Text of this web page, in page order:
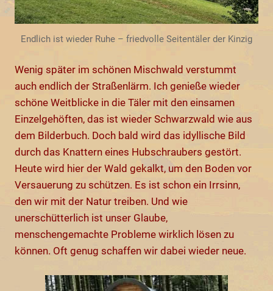
Endlich ist wieder Ruhe – friedvolle Seitentäler der Kinzig
Wenig später im schönen Mischwald verstummt
auch endlich der Straßenlärm. Ich genieße wieder
schöne Weitblicke in die Täler mit den einsamen
Einzelgehöften, das ist wieder Schwarzwald wie aus
dem Bilderbuch. Doch bald wird das idyllische Bild
durch das Knattern eines Hubschraubers gestört.
Heute wird hier der Wald gekalkt, um den Boden vor
Versauerung zu schützen. Es ist schon ein Irrsinn,
den wir mit der Natur treiben. Und wie
unerschütterlich ist unser Glaube,
menschengemachte Probleme wirklich lösen zu
können. Oft genug schaffen wir dabei wieder neue.